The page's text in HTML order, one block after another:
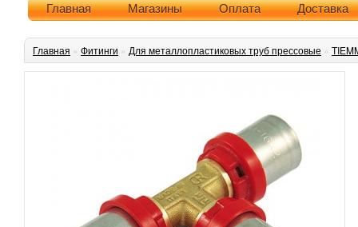
Главная Магазины Оплата Доставка
Главная » Фитинги » Для металлопластиковых труб прессовые »